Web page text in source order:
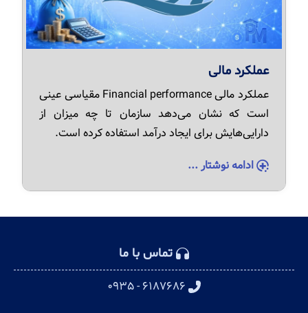
عملکرد مالی
عملکرد مالی Financial performance مقیاسی عینی
است که نشان می‌دهد سازمان تا چه میزان از
دارایی‌هایش برای ایجاد درآمد استفاده کرده است.
ادامه نوشتار ...
تماس با ما
۶۱۸۷۶۸۶ - ۰۹۳۵